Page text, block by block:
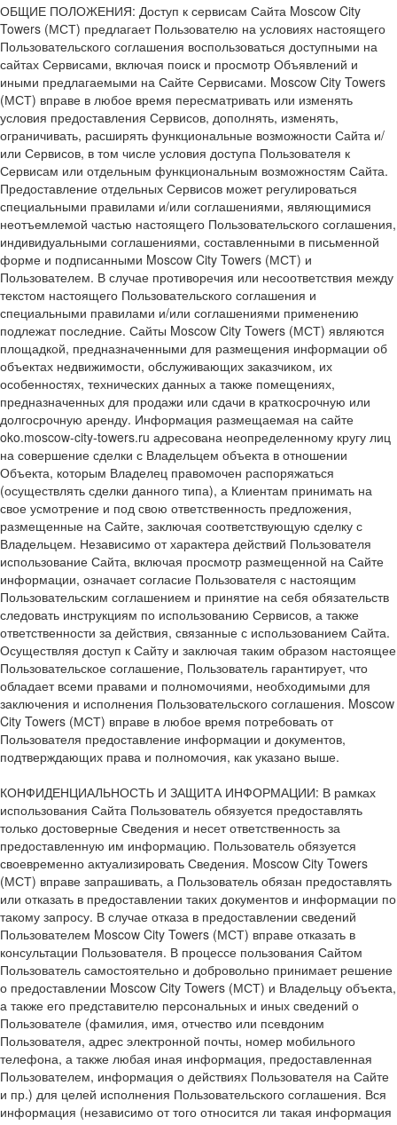
ОБЩИЕ ПОЛОЖЕНИЯ: Доступ к сервисам Сайта Moscow City
Towers (МСТ) предлагает Пользователю на условиях настоящего
Пользовательского соглашения воспользоваться доступными на
сайтах Сервисами, включая поиск и просмотр Объявлений и
иными предлагаемыми на Сайте Сервисами. Moscow City Towers
(МСТ) вправе в любое время пересматривать или изменять
условия предоставления Сервисов, дополнять, изменять,
ограничивать, расширять функциональные возможности Сайта и/
или Сервисов, в том числе условия доступа Пользователя к
Сервисам или отдельным функциональным возможностям Сайта.
Предоставление отдельных Сервисов может регулироваться
специальными правилами и/или соглашениями, являющимися
неотъемлемой частью настоящего Пользовательского соглашения,
индивидуальными соглашениями, составленными в письменной
форме и подписанными Moscow City Towers (МСТ) и
Пользователем. В случае противоречия или несоответствия между
текстом настоящего Пользовательского соглашения и
специальными правилами и/или соглашениями применению
подлежат последние. Сайты Moscow City Towers (МСТ) являются
площадкой, предназначенными для размещения информации об
объектах недвижимости, обслуживающих заказчиком, их
особенностях, технических данных а также помещениях,
предназначенных для продажи или сдачи в краткосрочную или
долгосрочную аренду. Информация размещаемая на сайте
oko.moscow-city-towers.ru адресована неопределенному кругу лиц
на совершение сделки с Владельцем объекта в отношении
Объекта, которым Владелец правомочен распоряжаться
(осуществлять сделки данного типа), а Клиентам принимать на
свое усмотрение и под свою ответственность предложения,
размещенные на Сайте, заключая соответствующую сделку с
Владельцем. Независимо от характера действий Пользователя
использование Сайта, включая просмотр размещенной на Сайте
информации, означает согласие Пользователя с настоящим
Пользовательским соглашением и принятие на себя обязательств
следовать инструкциям по использованию Сервисов, а также
ответственности за действия, связанные с использованием Сайта.
Осуществляя доступ к Сайту и заключая таким образом настоящее
Пользовательское соглашение, Пользователь гарантирует, что
обладает всеми правами и полномочиями, необходимыми для
заключения и исполнения Пользовательского соглашения. Moscow
City Towers (МСТ) вправе в любое время потребовать от
Пользователя предоставление информации и документов,
подтверждающих права и полномочия, как указано выше.
КОНФИДЕНЦИАЛЬНОСТЬ И ЗАЩИТА ИНФОРМАЦИИ: В рамках
использования Сайта Пользователь обязуется предоставлять
только достоверные Сведения и несет ответственность за
предоставленную им информацию. Пользователь обязуется
своевременно актуализировать Сведения. Moscow City Towers
(МСТ) вправе запрашивать, а Пользователь обязан предоставлять
или отказать в предоставлении таких документов и информации по
такому запросу. В случае отказа в предоставлении сведений
Пользователем Moscow City Towers (МСТ) вправе отказать в
консультации Пользователя. В процессе пользования Сайтом
Пользователь самостоятельно и добровольно принимает решение
о предоставлении Moscow City Towers (МСТ) и Владельцу объекта,
а также его представителю персональных и иных сведений о
Пользователе (фамилия, имя, отчество или псевдоним
Пользователя, адрес электронной почты, номер мобильного
телефона, а также любая иная информация, предоставленная
Пользователем, информация о действиях Пользователя на Сайте
и пр.) для целей исполнения Пользовательского соглашения. Вся
информация (независимо от того относится ли такая информация